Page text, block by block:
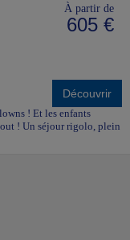
À partir de
605 €
Découvrir
! Et les enfants
! Un séjour rigolo, plein